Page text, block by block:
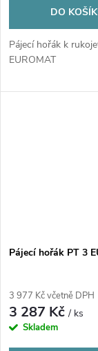
DO
Pájecí hořák k
EUROMAT
Pájecí hořák PT 3
3 977 Kč včetně DPH
3 287 Kč/ ks
Skladem